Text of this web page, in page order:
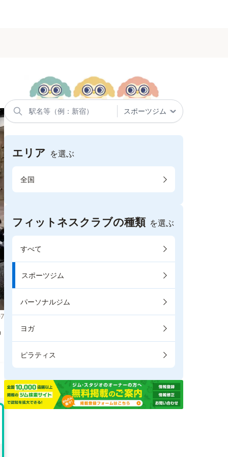
エリア を選ぶ
全国
フィットネスクラブの種類 を選ぶ
すべて
スポーツジム
パーソナルジム
ヨガ
ピラティス